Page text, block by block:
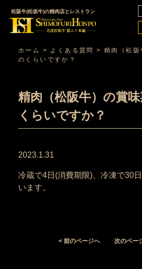
松阪牛(松坂牛)の精肉店とレストラン
ホーム > よくある質問 >精肉（松阪
のくらいですか？
精肉（松阪牛）の賞
くらいですか？
2023.1.31
冷蔵で4日 (消費期限) 、冷凍で30日
います。
< 前のページへ 次のペー